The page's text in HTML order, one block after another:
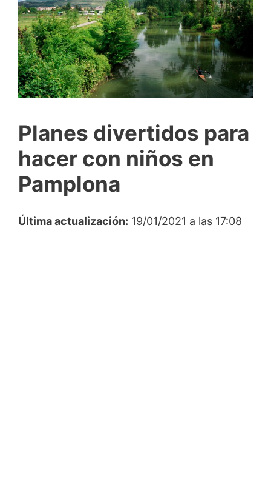
Planes divertidos para
hacer con niños en
Pamplona
Última actualización: 19/01/2021 a las 17:08